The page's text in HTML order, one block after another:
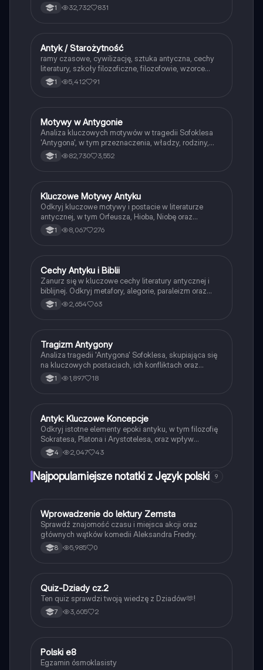
państwowych, oraz dylematy moralne bohaterów.
Zawiera streszczenie, kluczowe motywy, oraz
1 32,732 831
Język polski
Antyk / Starożytność
ramy czasowe, cywilizację, sztuka antyczna, cechy
literatury, szkoły filozoficzne, filozofowie, wzorce
osobowe, budowa teatru, budowa tragedii antycznej i
jej cechy
1 5,412 91
Język polski
Motywy w Antygonie
Analiza kluczowych motywów w tragedii Sofoklesa
'Antygona', w tym przeznaczenia, władzy, rodziny,
buntu oraz samobójstwa. Zawiera omówienie
bohaterów, plan wydarzeń oraz cechy gatunku.
1 82,730 3,552
Język polski
Kluczowe Motywy Antyku
Odkryj kluczowe motywy i postacie w literaturze
antycznej, w tym Orfeusza, Hioba, Niobę oraz
archetypy w mitologii. Zrozum znaczenie tragedii,
eposów i filozofii w kontekście kultury grecko-
1 8,067 276
Język polski
Cechy Antyku i Biblii
Zanurz się w kluczowe cechy literatury antycznej i
biblijnej. Odkryj metafory, alegorie, paraleizm oraz
tragiczne konflikty bohaterów, takich jak Antygona i
Achilles. Zrozum, jak te elementy kształtują literaturę i
literatury i historii. Typ: podsumowanie.
1 2,654 63
Język polski
Tragizm Antygony
Analiza tragedii 'Antygona' Sofoklesa, skupiająca się
na kluczowych postaciach, ich konfliktach oraz
tematach praw boskich i ludzkich. Obejmuje
streszczenie, charakterystykę bohaterów oraz
1 1,897 18
Język polski
Antyk: Kluczowe Koncepcje
Odkryj istotne elementy epoki antyku, w tym filozofię
Sokratesa, Platona i Arystotelesa, oraz wpływ
mitologii i sztuki na kulturę. Idealne do powtórki
maturalnej. Zawiera przegląd eposu, tragedii oraz
4 2,047 43
Najpopularniejsze notatki z Język polski 9
WJęzyk polski
Wprowadzenie do lektury Zemsta
Sprawdź znajomość czasu i miejsca akcji oraz
głównych wątków komedii Aleksandra Fredry.
8 5,985 0
QJęzyk polski
Quiz-Dziady cz.2
Ten quiz sprawdzi twoją wiedzę z Dziadów🫶!
7 3,605 2
Język polski
Polski e8
Egzamin ósmoklasisty